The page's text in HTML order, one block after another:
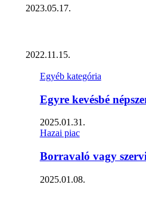
Egyéb kategória
Egyre kevésbé
2025.01.31.
Hazai piac
Borravaló vagy
2025.01.08.
2023.05.17.
2022.11.15.